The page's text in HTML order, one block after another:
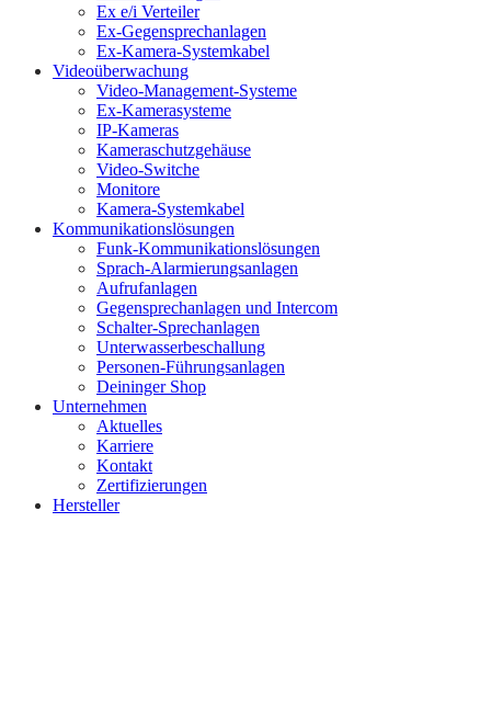
Ex e/i Verteiler
Ex-Gegensprechanlagen
Ex-Kamera-Systemkabel
Videoüberwachung
Video-Management-Systeme
Ex-Kamerasysteme
IP-Kameras
Kameraschutzgehäuse
Video-Switche
Monitore
Kamera-Systemkabel
Kommunikationslösungen
Funk-Kommunikationslösungen
Sprach-Alarmierungsanlagen
Aufrufanlagen
Gegensprechanlagen und Intercom
Schalter-Sprechanlagen
Unterwasserbeschallung
Personen-Führungsanlagen
Deininger Shop
Unternehmen
Aktuelles
Karriere
Kontakt
Zertifizierungen
Hersteller